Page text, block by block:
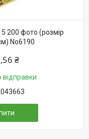
200 фото (розмір
No6190
₴
відправки